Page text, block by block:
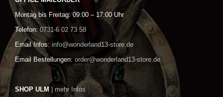
Montag bis Freitag: 09:00 – 17:00 Uhr
Telefon: 0731-6 02 73 58
Email Infos: info@wonderland13-store.de
Email Bestellungen: order@wonderland13-store.de
SHOP ULM | mehr Infos